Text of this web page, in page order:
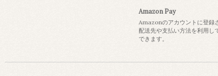
Amazon Pay
Amazonのアカウントに登録
配送先や支払い方法を利用し
できます。